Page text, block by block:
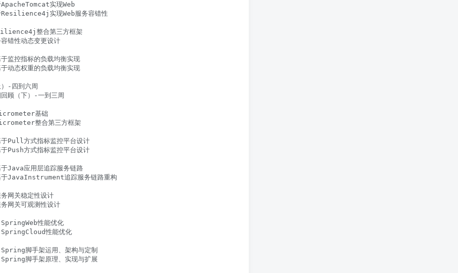
实现Web
实现Web服务容错性
整合第三方框架
错性动态变更设计
控指标的负载均衡实现
态权重的负载均衡实现
-四到六周
（下）-一到三周
基础
整合第三方框架
方式指标监控平台设计
方式指标监控平台设计
Java应用层追踪服务链路
JavaInstrument追踪服务链路重构
网关稳定性设计
网关可观测性设计
性能优化
性能优化
脚手架运用、架构与定制
脚手架原理、实现与扩展